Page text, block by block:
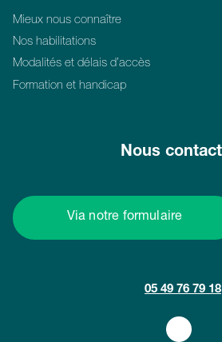
Mieux nous connaître
Nos habilitations
Modalités et délais d’accès
Formation et handicap
Nous
Via notre formulaire
05 49 76 79 18